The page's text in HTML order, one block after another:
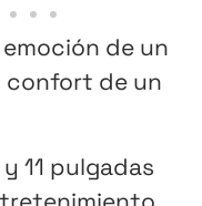
de un
confort de un
11 pulgadas